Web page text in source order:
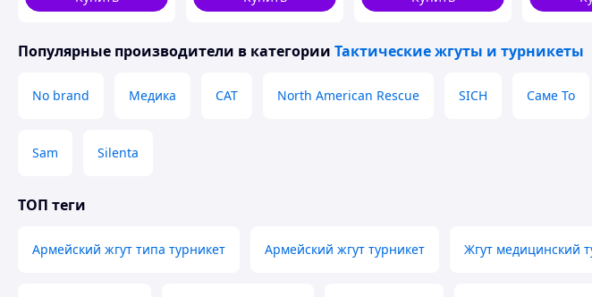
Ни одного лишнего миллиметра. Оптимальный размер платформы и
ножницы
Популярные производители в категории Тактические жгуты и турникеты
No brand Медика CAT North American Rescue SICH Саме То
Sam Silenta
ТОП теги
Армейский жгут типа турникет Армейский жгут турникет Жгут медицинский